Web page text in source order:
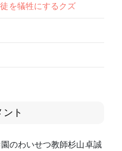
を犠牲にするクズ
ト
のわいせつ教師杉山卓誠